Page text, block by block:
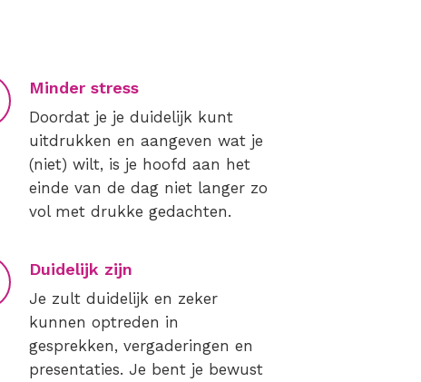
Minder stress
Doordat je je duidelijk kunt
uitdrukken en aangeven wat je
(niet) wilt, is je hoofd aan het
einde van de dag niet langer zo
vol met drukke gedachten.
Duidelijk zijn
Je zult duidelijk en zeker
kunnen optreden in
gesprekken, vergaderingen en
presentaties. Je bent je bewust